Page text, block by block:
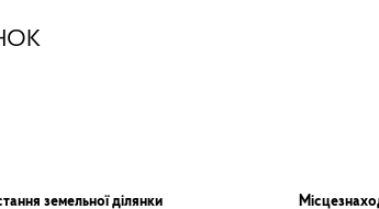
земельної ділянки